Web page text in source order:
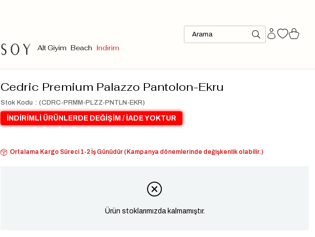
Alt Giyim Beach İndirim
Cedric Premium Palazzo Pantolon-Ekru
Stok Kodu (CDRC-PRMM-PLZZ-PNTLN-EKR)
İNDİRİMLİ ÜRÜNLERDE DEĞİŞİM / İADE YOKTUR
Ortalama Kargo Süreci 1-2 İş Günüdür (Kampanya dönemlerinde değişkenlik olabilir.)
Ürün stoklarımızda kalmamıştır.